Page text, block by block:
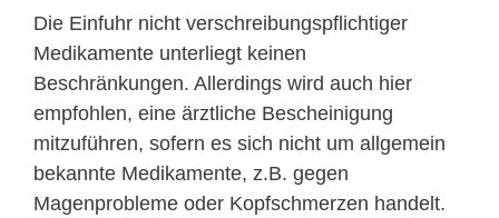
Die Einfuhr nicht verschreibungspflichtiger
Medikamente unterliegt keinen
Beschränkungen. Allerdings wird auch hier
empfohlen, eine ärztliche Bescheinigung
mitzuführen, sofern es sich nicht um allgemein
bekannte Medikamente, z.B. gegen
Magenprobleme oder Kopfschmerzen handelt.